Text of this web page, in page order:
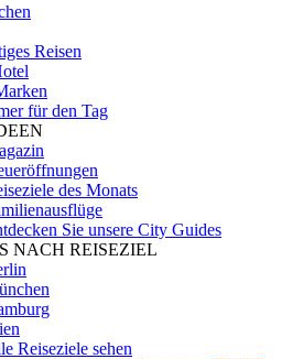
Reisen
für den Tag
des Monats
Sie unsere City Guides
NACH REISEZIEL
Reiseziele sehen